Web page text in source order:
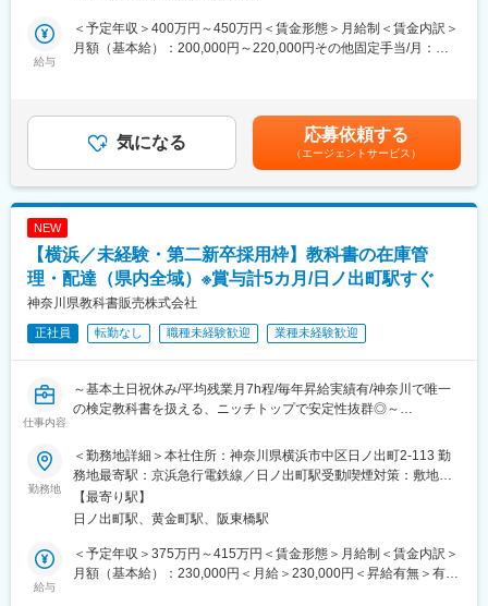
まずは担当者からの引継ぎを受けながら、管理部門全般の知識と
経験を身につけていただきます。
・オフィス環境整備
・郵便物、宅配便対応
・来客対応 ・代表電話対応
・入出金管理
・仕訳入力
上記のほか、採用に関する事務対応をお任せする場合がありま
す。
部長・課長・主任・一般職2名で構成されており、30代～50代の
社員が活躍しています。中途入社社員が約8割を占めるため、入社
中途で入社された方が、現在は各部署への説明等も含めた経費シ
ステム導入の中心人物として活躍されるなど、業務の幅を広げ、
着実にスキルアップが図れる環境です。
■ポジションの魅力：
・総務だけでなく採用や経理経験も積める
・管理部門の幅広い知識を身につけ、市場価値を高められる
給与
＜予定年収＞400万円～450万円＜賃金形態＞月給制＜賃金内訳＞
月額（基本給）：200,000円～220,000円その他固定手当/月：
無＞有＜残業手当＞有＜給与補足＞※予定年収はあくまでも目安の
金額であり、選考を通じて上下する可能性があります。■賞与：年
2回/計2か月分■昇給：社内ランク制度の上昇に伴い昇給。5,000～
20,000円／月■専門職手当：47,000円～60,000円■モデル年収：課
長クラス800万円／主任クラス650万円賃金はあくまでも目安の金
固定手当を含めた表記です。
気になる 応募依頼する
（エージェントサービス）
NEW
【横浜／未経験・第二新卒採用枠】教科書の在庫管
理・配達（県内全域）※賞与計5カ月/日ノ出町駅すぐ
神奈川県教科書販売株式会社
正社員 転勤なし 職種未経験歓迎 業種未経験歓迎
仕事内容
～基本土日祝休み/平均残業月7h程/毎年昇給実績有/神奈川で唯一
の検定教科書を扱える、ニッチトップで安定性抜群◎～
私たちは神奈川県内の小学校・中学校、高校、特別支援学校を中
心に教科書をはじめ、参考書や教材をお届けしています。
「教科書販売という形で、未来を担う子供たちの教育を支える」
ことに寄与できるお仕事です。
■業務概要
主に町の本屋さんへの配達・営業活動をお任せいたします。
勤務地
＜勤務地詳細＞本社住所：神奈川県横浜市中区日ノ出町2-113 勤
務地最寄駅：京浜急行電鉄線／日ノ出町駅受動喫煙対策：敷地内
全面禁煙変更の範囲：会社の定める事業所
【最寄り駅】
日ノ出町駅、黄金町駅、阪東橋駅
給与
＜予定年収＞375万円～415万円＜賃金形態＞月給制＜賃金内訳＞
月額（基本給）：230,000円＜月給＞230,000円＜昇給有無＞有＜